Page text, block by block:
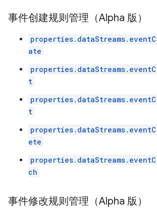
事件创建规则管理（Alpha 版）
ate
t
t
ete
ch
事件修改规则管理（Alpha 版）